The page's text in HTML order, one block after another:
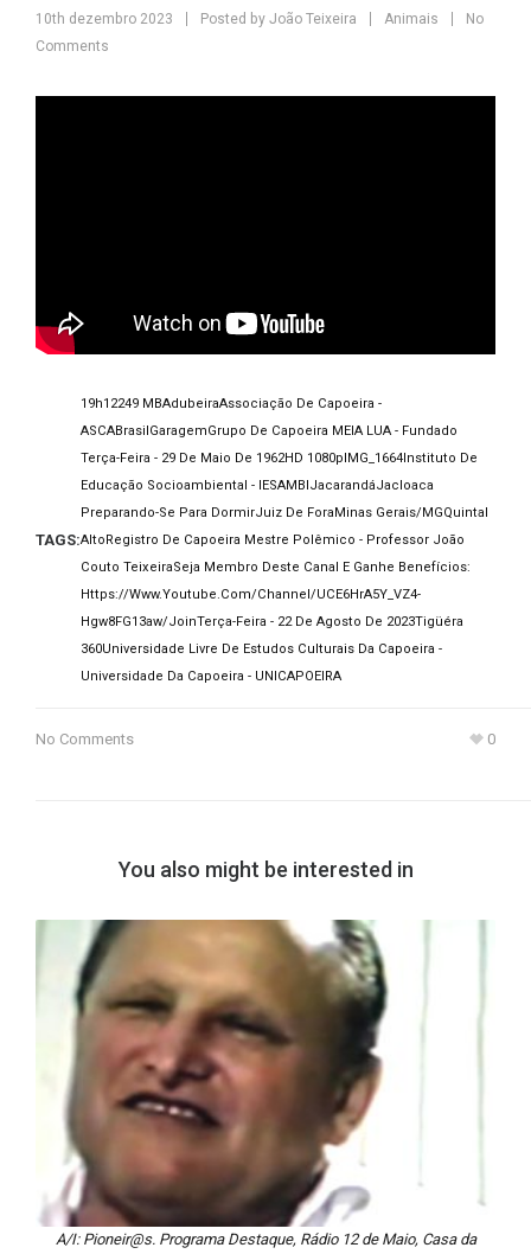
10th dezembro 2023 Posted by João Teixeira Animais
No
Comments
TAGS:
19h12249 MBAdubeiraAssociação De Capoeira -
ASCABrasil GaragemGrupo De Capoeira MEIA LUA - Fundado
Terça-Feira - 29 De Maio De 1962HD 1080p IMG_1664 Instituto De
Educação Socioambiental - IESAMBI JacarandáJacloaca
Preparando-Se Para DormirJuiz De Fora Minas Gerais/MGQuintal
Alto Registro De Capoeira Mestre Polêmico - Professor João
Couto TeixeiraSeja Membro Deste Canal E Ganhe Benefícios:
Https://www.youtube.com/channel/UCE6HrA5Y_VZ4-
Hgw8FG13aw/joinTerça-Feira - 22 De Agosto De 2023Tigüéra
360Universidade Livre De Estudos Culturais Da Capoeira -
Universidade Da Capoeira - UNICAPOEIRA
No Comments 0
You also might be interested in
A/I: Pioneir@s. Programa Destaque, Rádio 12 de Maio, Casa da